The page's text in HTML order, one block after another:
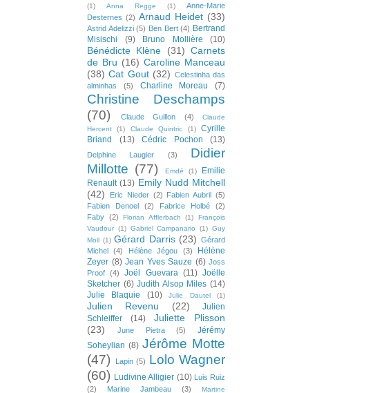
(1)
Anna Regge (1)
Anne-Marie
Desternes (2) Arnaud Heidet (33)
Astrid Adelizzi (5) Ben Bert (4) Bertrand
Misischi
(9) Bruno Mollière (10)
Bénédicte Klène (31) Carnets
de Bru (16) Caroline Manceau
(38) Cat Gout (32) Celestinha das
alminhas
(5) Charline Moreau (7)
Christine Deschamps
(70)
Claude Guillon (4)
Claude
Hercent
(1) Claude Quintric (1)
Cyrille
Briand
(13) Cédric Pochon (13)
Delphine Laugier (3)
Didier
Millotte (77) Emdé (1)
Emilie
Renault (13) Emily Nudd Mitchell
(42)
Eric Nieder (2) Fabien Aubril (5)
Fabien Denoel
(2) Fabrice Holbé
(2)
Faby (2) Florian Afflerbach (1)
François
Vaudour (1) Gabriel Campanario (1) Guy
Moll (1) Gérard Darris (23) Gérard
Michel
(4) Hélène Jégou (3)
Hélène
Zeyer (8) Jean Yves Sauze (6) Joss
Proof
(4) Joël Guevara (11) Joëlle
Sketcher (6) Judith Alsop Miles (14)
Julie Blaquie
(10) Julie Dautel (1)
Julien Revenu (22)
Julien
Schleiffer
(14)
Juliette Plisson
(23)
June Pietra (5)
Jérémy
Soheylian (8) Jérôme Motte
(47)
Lapin (5) Lolo Wagner
(60) Ludivine Alligier (10) Luis Ruiz
(2)
Marine Jambeau (3) Martine